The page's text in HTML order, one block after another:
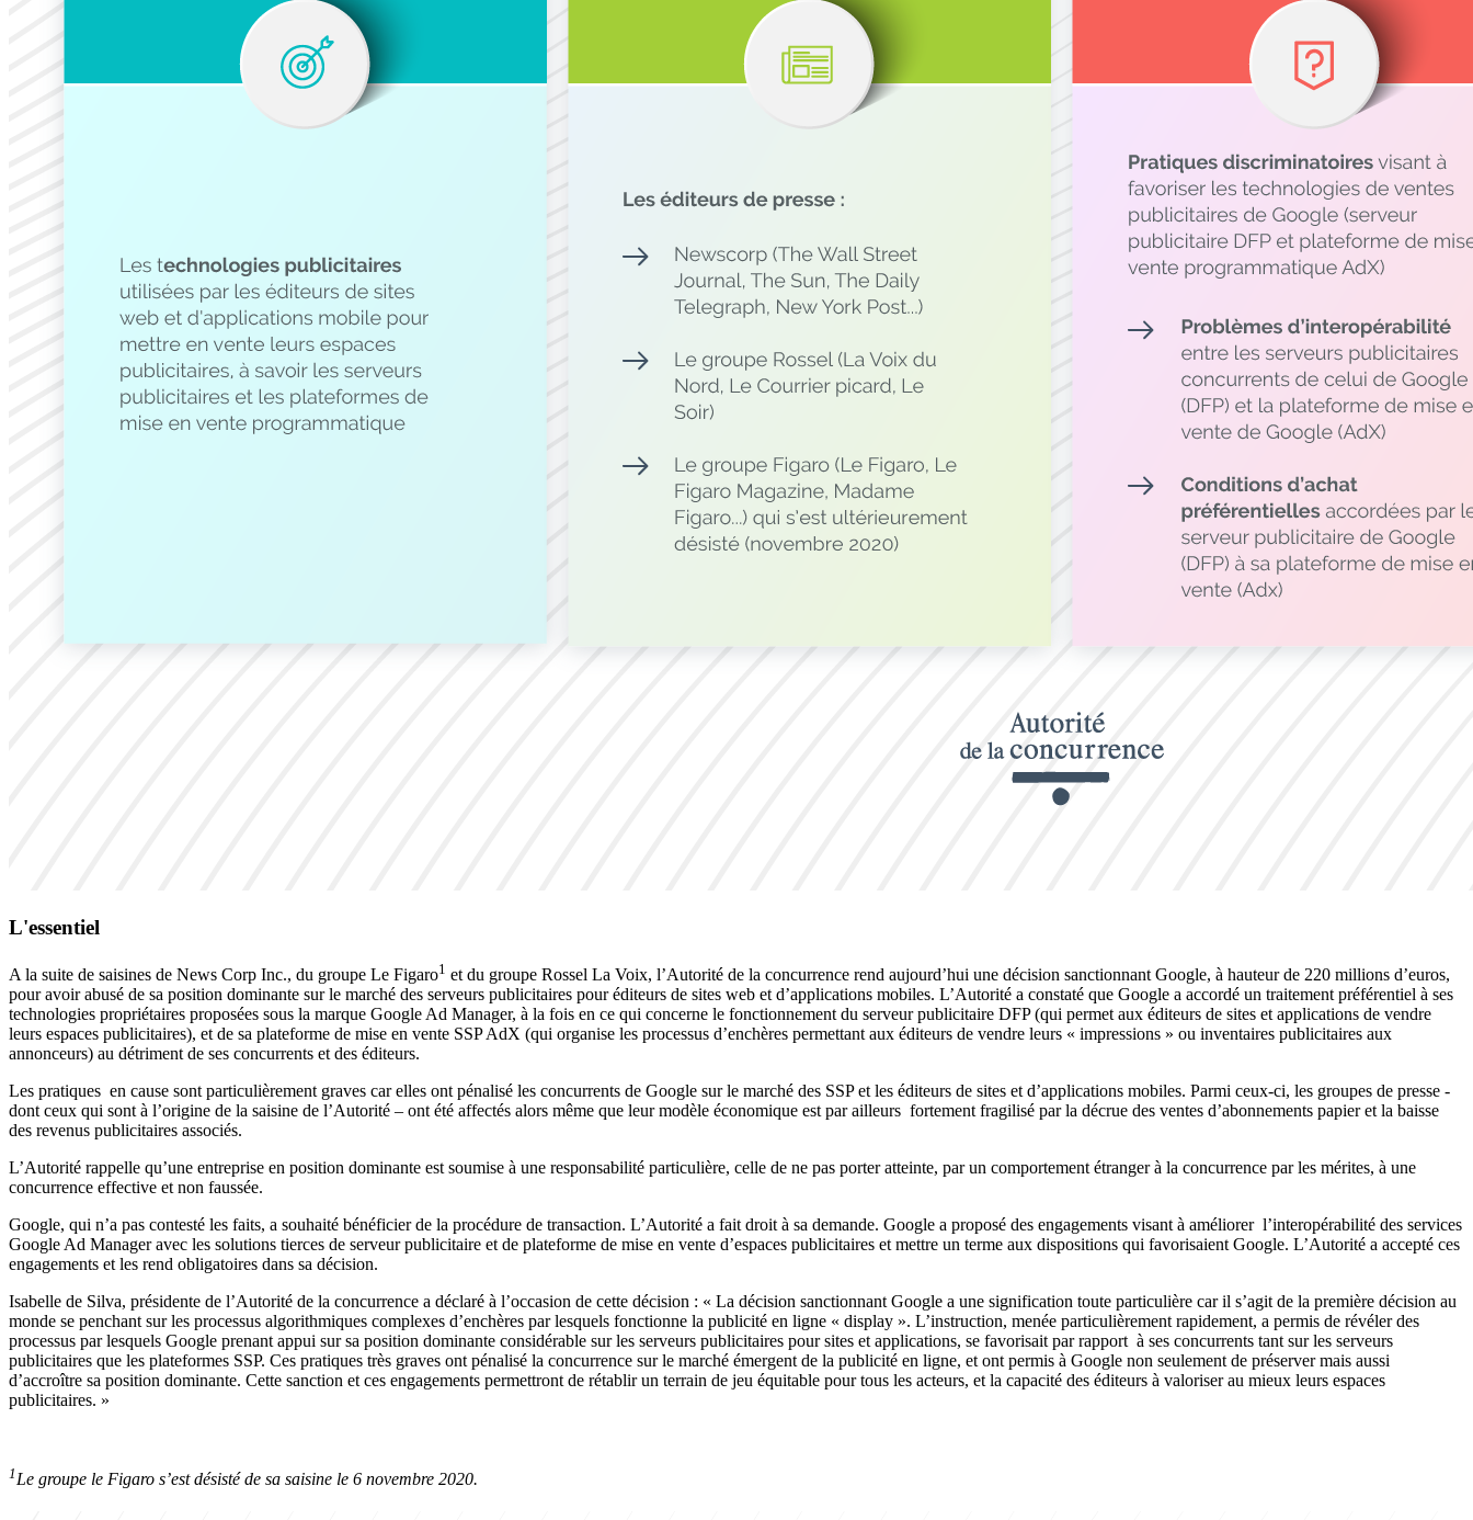
L'essentiel
A la suite de saisines de News Corp Inc., du groupe Le Figaro1 et du groupe Rossel La Voix, l’Autorité de la concurrence rend aujourd’hui une décision sanctionnant Google, à hauteur de 220 millions d’euros,
pour avoir abusé de sa position dominante sur le marché des serveurs publicitaires pour éditeurs de sites web et d’applications mobiles. L’Autorité a constaté que Google a accordé un traitement préférentiel à ses
technologies propriétaires proposées sous la marque Google Ad Manager, à la fois en ce qui concerne le fonctionnement du serveur publicitaire DFP (qui permet aux éditeurs de sites et applications de vendre
leurs espaces publicitaires), et de sa plateforme de mise en vente SSP AdX (qui organise les processus d’enchères permettant aux éditeurs de vendre leurs « impressions » ou inventaires publicitaires aux
annonceurs) au détriment de ses concurrents et des éditeurs.
Les pratiques en cause sont particulièrement graves car elles ont pénalisé les concurrents de Google sur le marché des SSP et les éditeurs de sites et d’applications mobiles. Parmi ceux-ci, les groupes de presse -
dont ceux qui sont à l’origine de la saisine de l’Autorité – ont été affectés alors même que leur modèle économique est par ailleurs fortement fragilisé par la décrue des ventes d’abonnements papier et la baisse
des revenus publicitaires associés.
L’Autorité rappelle qu’une entreprise en position dominante est soumise à une responsabilité particulière, celle de ne pas porter atteinte, par un comportement étranger à la concurrence par les mérites, à une
concurrence effective et non faussée.
Google, qui n’a pas contesté les faits, a souhaité bénéficier de la procédure de transaction. L’Autorité a fait droit à sa demande. Google a proposé des engagements visant à améliorer l’interopérabilité des services
Google Ad Manager avec les solutions tierces de serveur publicitaire et de plateforme de mise en vente d’espaces publicitaires et mettre un terme aux dispositions qui favorisaient Google. L’Autorité a accepté ces
engagements et les rend obligatoires dans sa décision.
Isabelle de Silva, présidente de l’Autorité de la concurrence a déclaré à l’occasion de cette décision : « La décision sanctionnant Google a une signification toute particulière car il s’agit de la première décision au
monde se penchant sur les processus algorithmiques complexes d’enchères par lesquels fonctionne la publicité en ligne « display ». L’instruction, menée particulièrement rapidement, a permis de révéler des
processus par lesquels Google prenant appui sur sa position dominante considérable sur les serveurs publicitaires pour sites et applications, se favorisait par rapport à ses concurrents tant sur les serveurs
publicitaires que les plateformes SSP. Ces pratiques très graves ont pénalisé la concurrence sur le marché émergent de la publicité en ligne, et ont permis à Google non seulement de préserver mais aussi
d’accroître sa position dominante. Cette sanction et ces engagements permettront de rétablir un terrain de jeu équitable pour tous les acteurs, et la capacité des éditeurs à valoriser au mieux leurs espaces
publicitaires. »
1 Le groupe le Figaro s’est désisté de sa saisine le 6 novembre 2020.